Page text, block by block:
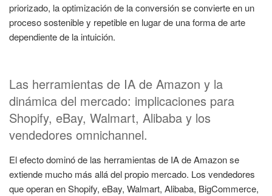
priorizado, la optimización de la conversión se convierte en un
proceso sostenible y repetible en lugar de una forma de arte
dependiente de la intuición.
Las herramientas de IA de Amazon y la
dinámica del mercado: implicaciones para
Shopify, eBay, Walmart, Alibaba y los
vendedores omnichannel.
El efecto dominó de las herramientas de IA de Amazon se
extiende mucho más allá del propio mercado. Los vendedores
que operan en Shopify, eBay, Walmart, Alibaba, BigCommerce,